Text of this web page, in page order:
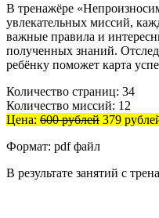
В тренажёре
увлекательных миссий,
важные правила и
полученных знаний.
ребёнку поможет карта
Количество страниц: 34
Количество миссий: 12
Цена: 600 рублей 379
Формат: pdf файл
В результате занятий с